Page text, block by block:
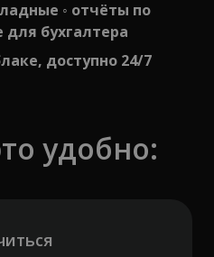
◦ отчёты по
для бухгалтера
доступно 24/7
удобно: